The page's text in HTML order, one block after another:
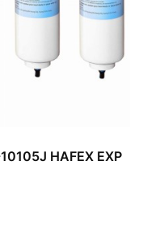
HAFEX EXP